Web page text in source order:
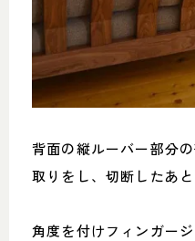
背面の縦ルーバー部分
取りをし、切断したあ
角度を付けフィンガー